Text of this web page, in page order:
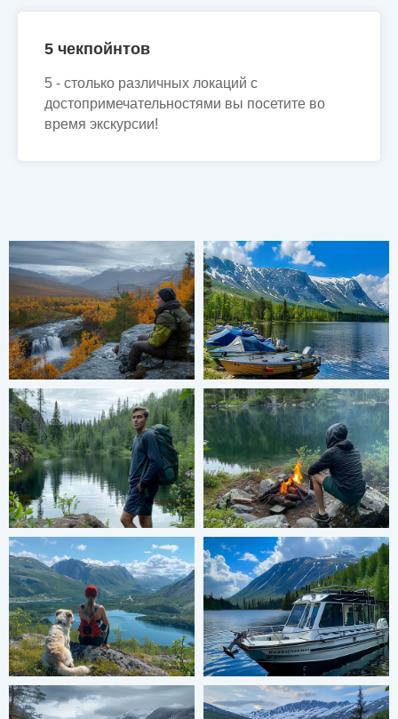
5 чекпойнтов
5 - столько различных локаций с
достопримечательностями вы посетите во
время экскурсии!